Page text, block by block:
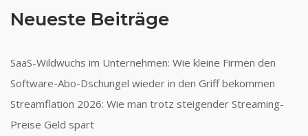
Neueste Beiträge
SaaS-Wildwuchs im Unternehmen: Wie kleine Firmen den
Software-Abo-Dschungel wieder in den Griff bekommen
Streamflation 2026: Wie man trotz steigender Streaming-
Preise Geld spart